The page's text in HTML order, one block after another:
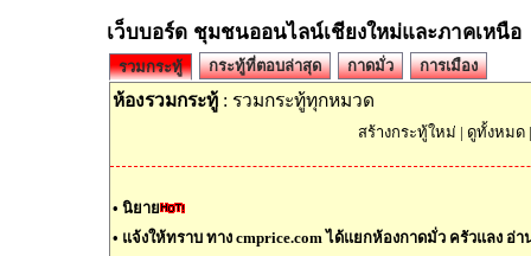
เว็บบอร์ด ชุมชนออนไลน์เชียงใหม่และภาคเหนือ
รวมกระทู้ กระทู้ที่ตอบล่าสุด กาดมั่ว การเมือง
ห้องรวมกระทู้ : รวมกระทู้ทุกหมวด
สร้างกระทู้ใหม่ | ดูทั้งหมด
• นิยาย
• แจ้งให้ทราบ ทาง cmprice.com ได้แยกห้องกาดมั่ว ครัวแลง อ่